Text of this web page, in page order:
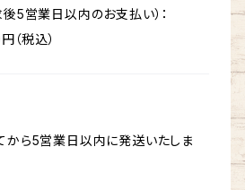
5営業日以内のお支払い）：
（税込）
から5営業日以内に発送いたしま